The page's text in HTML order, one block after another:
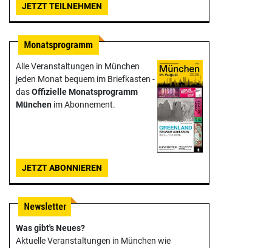
JETZT TEILNEHMEN
Alle Veranstaltungen in München
jeden Monat bequem im Briefkasten -
dasOffizielle Monats­programm
München im Abonnement.
JETZT ABONNIEREN
Was gibt's Neues?
Aktuelle Veranstaltungen in München wie